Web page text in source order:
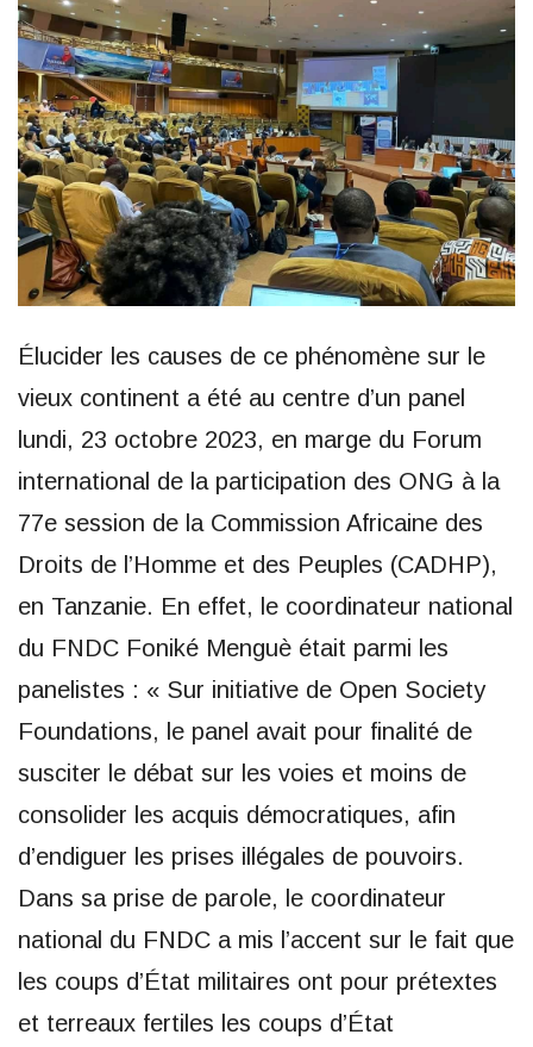
Élucider les causes de ce phénomène sur le
vieux continent a été au centre d’un panel
lundi, 23 octobre 2023, en marge du Forum
international de la participation des ONG à la
77e session de la Commission Africaine des
Droits de l’Homme et des Peuples (CADHP),
en Tanzanie. En effet, le coordinateur national
du FNDC Foniké Menguè était parmi les
panelistes : « Sur initiative de Open Society
Foundations, le panel avait pour finalité de
susciter le débat sur les voies et moins de
consolider les acquis démocratiques, afin
d’endiguer les prises illégales de pouvoirs.
Dans sa prise de parole, le coordinateur
national du FNDC a mis l’accent sur le fait que
les coups d’État militaires ont pour prétextes
et terreaux fertiles les coups d’État